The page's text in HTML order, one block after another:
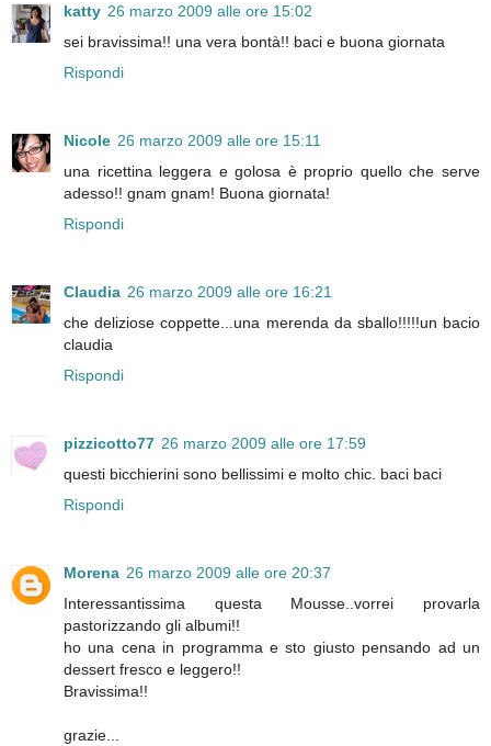
katty 26 marzo 2009 alle ore 15:02
sei bravissima!! una vera bontà!! baci e buona giornata
Rispondi
Nicole 26 marzo 2009 alle ore 15:11
una ricettina leggera e golosa è proprio quello che serve
adesso!! gnam gnam! Buona giornata!
Rispondi
Claudia 26 marzo 2009 alle ore 16:21
che deliziose coppette...una merenda da sballo!!!!!un bacio
claudia
Rispondi
pizzicotto77 26 marzo 2009 alle ore 17:59
questi bicchierini sono bellissimi e molto chic. baci baci
Rispondi
Morena 26 marzo 2009 alle ore 20:37
Interessantissima questa Mousse..vorrei provarla
pastorizzando gli albumi!!
ho una cena in programma e sto giusto pensando ad un
dessert fresco e leggero!!
Bravissima!!
grazie...